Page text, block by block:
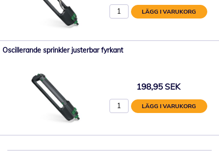
LÄGG I VARUKORG
Oscillerande sprinkler justerbar fyrkant
198,95 SEK
LÄGG I VARUKORG